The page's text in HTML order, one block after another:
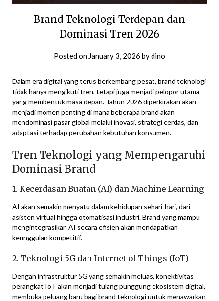
Brand Teknologi Terdepan dan
Dominasi Tren 2026
Posted on January 3, 2026 bydino
Dalam era digital yang terus berkembang pesat, brand teknologi
tidak hanya mengikuti tren, tetapi juga menjadi pelopor utama
yang membentuk masa depan. Tahun 2026 diperkirakan akan
menjadi momen penting di mana beberapa brand akan
mendominasi pasar global melalui inovasi, strategi cerdas, dan
adaptasi terhadap perubahan kebutuhan konsumen.
Tren Teknologi yang Mempengaruhi
Dominasi Brand
1. Kecerdasan Buatan (AI) dan Machine Learning
AI akan semakin menyatu dalam kehidupan sehari-hari, dari
asisten virtual hingga otomatisasi industri. Brand yang mampu
mengintegrasikan AI secara efisien akan mendapatkan
keunggulan kompetitif.
2. Teknologi 5G dan Internet of Things (IoT)
Dengan infrastruktur 5G yang semakin meluas, konektivitas
perangkat IoT akan menjadi tulang punggung ekosistem digital,
membuka peluang baru bagi brand teknologi untuk menawarkan